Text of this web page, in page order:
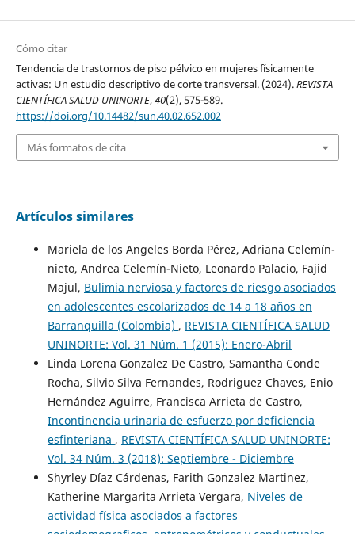
Cómo citar
Tendencia de trastornos de piso pélvico en mujeres físicamente
activas: Un estudio descriptivo de corte transversal. (2024).REVISTA
CIENTÍFICA SALUD UNINORTE,40(2), 575-589.
https://doi.org/10.14482/sun.40.02.652.002
Más formatos de cita
Artículos similares
Mariela de los Angeles Borda Pérez, Adriana Celemín-
nieto, Andrea Celemín-Nieto, Leonardo Palacio, Fajid
Majul, Bulimia nerviosa y factores de riesgo asociados
en adolescentes escolarizados de 14 a 18 años en
Barranquilla (Colombia) , REVISTA CIENTÍFICA SALUD
UNINORTE: Vol. 31 Núm. 1 (2015): Enero-Abril
Linda Lorena Gonzalez De Castro, Samantha Conde
Rocha, Silvio Silva Fernandes, Rodriguez Chaves, Enio
Hernández Aguirre, Francisca Arrieta de Castro,
Incontinencia urinaria de esfuerzo por deficiencia
esfinteriana , REVISTA CIENTÍFICA SALUD UNINORTE:
Vol. 34 Núm. 3 (2018): Septiembre - Diciembre
Shyrley Díaz Cárdenas, Farith Gonzalez Martinez,
Katherine Margarita Arrieta Vergara, Niveles de
actividad física asociados a factores